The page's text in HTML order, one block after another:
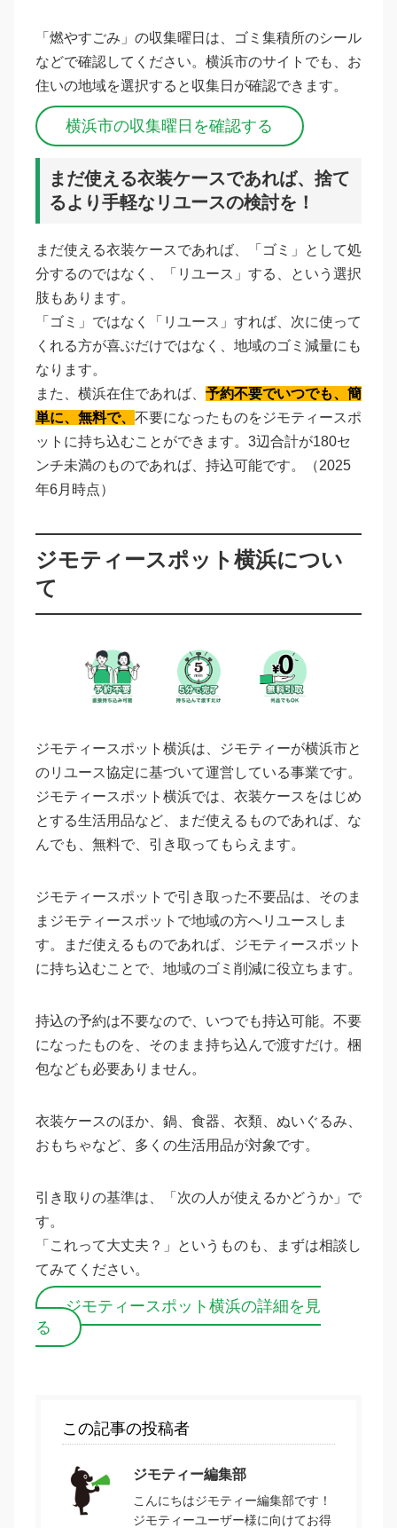
「燃やすごみ」の収集曜日は、ゴミ集積所のシール
などで確認してください。横浜市のサイトでも、お
住いの地域を選択すると収集日が確認できます。
横浜市の収集曜日を確認する
まだ使える衣装ケースであれば、捨て
るより手軽なリユースの検討を！
まだ使える衣装ケースであれば、「ゴミ」として処
分するのではなく、「リユース」する、という選択
肢もあります。
「ゴミ」ではなく「リユース」すれば、次に使って
くれる方が喜ぶだけではなく、地域のゴミ減量にも
なります。
また、横浜在住であれば、 予約不要でいつでも、簡
単に、無料で、 不要になったものをジモティースポ
ットに持ち込むことができます。3辺合計が180セ
ンチ未満のものであれば、持込可能です。（2025
年6月時点）
ジモティースポット横浜につい
て
ジモティースポット横浜は、ジモティーが横浜市と
のリユース協定に基づいて運営している事業です。
ジモティースポット横浜では、衣装ケースをはじめ
とする生活用品など、まだ使えるものであれば、な
んでも、無料で、引き取ってもらえます。
ジモティースポットで引き取った不要品は、そのま
まジモティースポットで地域の方へリユースしま
す。まだ使えるものであれば、ジモティースポット
に持ち込むことで、地域のゴミ削減に役立ちます。
持込の予約は不要なので、いつでも持込可能。不要
になったものを、そのまま持ち込んで渡すだけ。梱
包なども必要ありません。
衣装ケースのほか、鍋、食器、衣類、ぬいぐるみ、
おもちゃなど、多くの生活用品が対象です。
引き取りの基準は、「次の人が使えるかどうか」で
す。
「これって大丈夫？」というものも、まずは相談し
てみてください。
ジモティースポット横浜の詳細を見
る
この記事の投稿者
ジモティー編集部
こんにちはジモティー編集部です！
ジモティーユーザー様に向けてお得